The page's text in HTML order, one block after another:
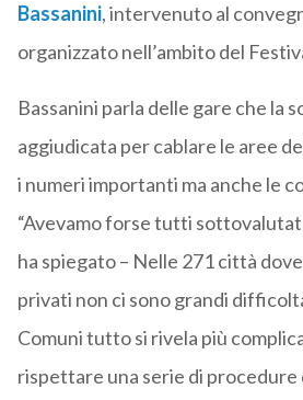
Bassanini, intervenuto al
organizzato nell’ambito del
Bassanini parla delle gare che la
aggiudicata per cablare le aree
i numeri importanti ma anche le
“Avevamo forse tutti
ha spiegato – Nelle 271 città
privati non ci sono grandi
Comuni tutto si rivela più
rispettare una serie di procedure